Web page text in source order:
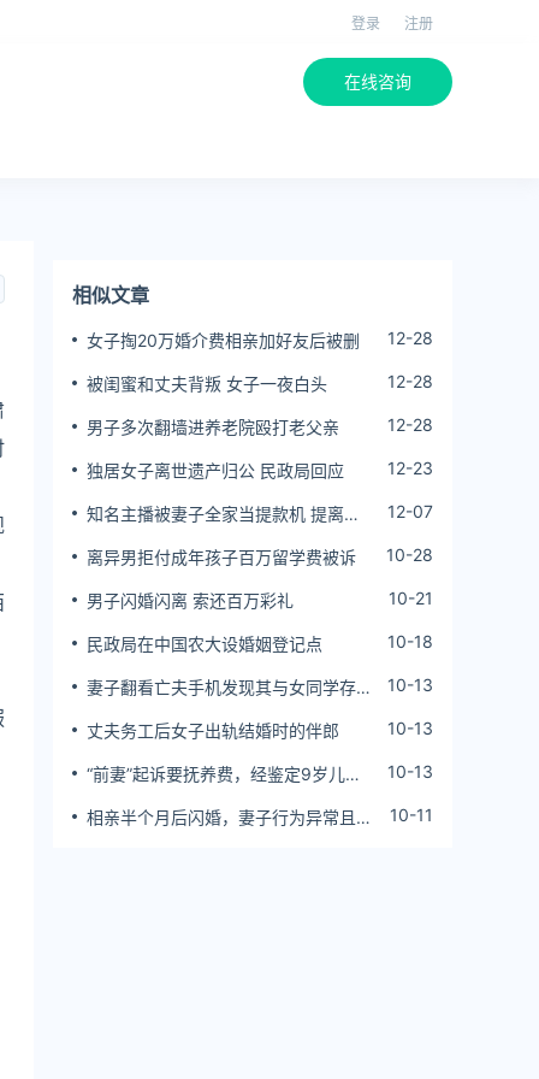
登录 注册
在线咨询
相似文章
女子掏20万婚介费相亲加好友后被删 12-28
被闺蜜和丈夫背叛 女子一夜白头 12-28
男子多次翻墙进养老院殴打老父亲 12-28
独居女子离世遗产归公 民政局回应 12-23
知名主播被妻子全家当提款机 提离婚
12-07
离异男拒付成年孩子百万留学费被诉 10-28
男子闪婚闪离 索还百万彩礼 10-21
民政局在中国农大设婚姻登记点 10-18
妻子翻看亡夫手机发现其与女同学存婚
10-13
丈夫务工后女子出轨结婚时的伴郎 10-13
“前妻”起诉要抚养费，经鉴定9岁儿子
10-13
相亲半个月后闪婚，妻子行为异常且持
10-11